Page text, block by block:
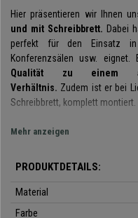
Hier präsentieren wir Ihnen
und mit Schreibbrett. Dabei
perfekt für den Einsatz in
Konferenzsälen usw. eignet.
Qualität zu einem
Verhältnis. Zudem ist er bei
Schreibbrett, komplett montiert.
Sie erhalten hier ein sehr
Gebrauchleicht gestapelt
verstaut werden.
Durch das
Mehr anzeigen
PRODUKTDETAILS:
Material
Farbe